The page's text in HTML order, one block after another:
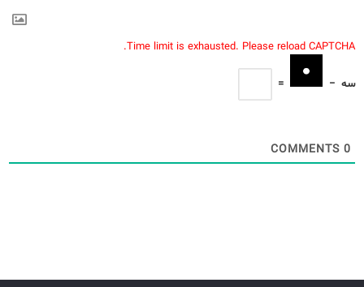
Time limit is exhausted. Please reload CAPTCHA.
سه −
=
0